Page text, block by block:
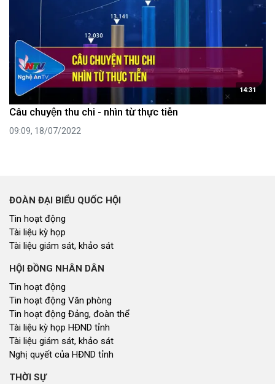
14:31
Câu chuyện thu chi - nhìn từ thực tiễn
09:09, 18/07/2022
ĐOÀN ĐẠI BIỂU QUỐC HỘI
Tin hoạt động
Tài liệu kỳ họp
Tài liệu giám sát, khảo sát
HỘI ĐỒNG NHÂN DÂN
Tin hoạt động
Tin hoạt động Văn phòng
Tin hoạt động Đảng, đoàn thể
Tài liệu kỳ họp HĐND tỉnh
Tài liệu giám sát, khảo sát
Nghị quyết của HĐND tỉnh
THỜI SỰ